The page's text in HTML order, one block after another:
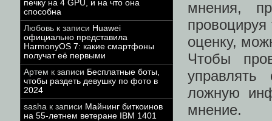
печку на 4 GPU, и на что она
способна
Любовь к записи Huawei
официально представила
HarmonyOS 7: какие смартфоны
получат её первыми
Артем к записи Бесплатные боты,
чтобы раздеть девушку по фото в
2024
sasha к записи Майнинг биткоинов
на 55-летнем ветеране IBM 1401
мнения,
оценку,
Чтобы
ложную
мнение.